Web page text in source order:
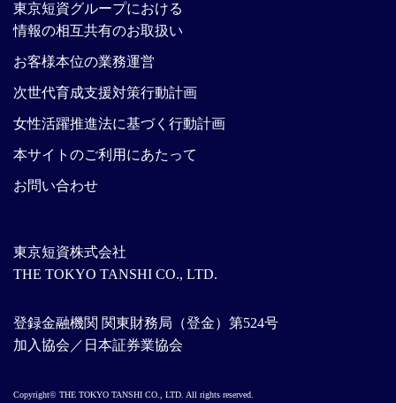
東京短資株式会社
THE TOKYO TANSHI CO., LTD.
登録金融機関 関東財務局（登金）第524号
加入協会／日本証券業協会
東京短資グループにおける
情報の相互共有のお取扱い
お客様本位の業務運営
次世代育成支援対策行動計画
女性活躍推進法に基づく行動計画
本サイトのご利用にあたって
お問い合わせ
Copyright© THE TOKYO TANSHI CO., LTD. All rights reserved.